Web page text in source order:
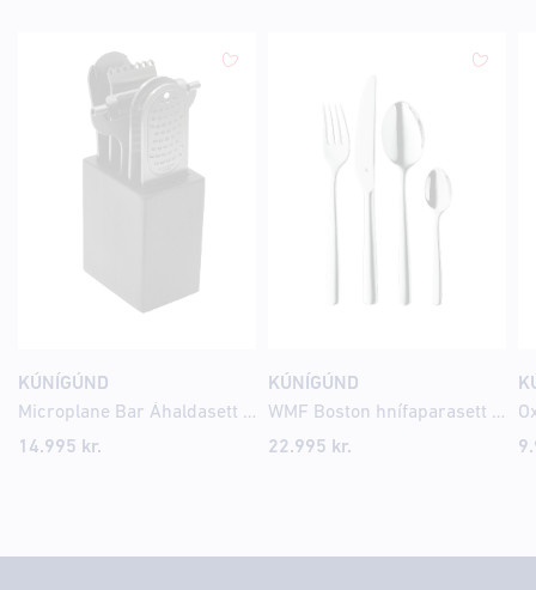
KÚNÍGÚND
Microplane Bar Áhaldasett Svart
14.995 kr.
KÚNÍGÚND
WMF Boston hnífaparasett 24 stk fyrir 6 manns
22.995 kr.